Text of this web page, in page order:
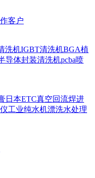
客户
洗机IGBT清洗机BGA植
导体封装清洗机pcba喷
日本ETC真空回流焊进
工业纯水机漂洗水处理